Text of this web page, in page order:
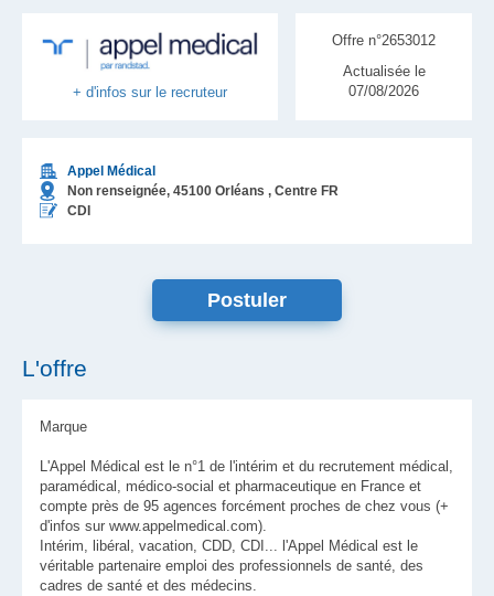
+ d'infos sur le recruteur
Appel Médical
Non renseignée, 45100 Orléans , Centre FR
CDI
Offre n°2653012
Actualisée le
07/08/2026
L'offre
Marque
L'Appel Médical est le n°1 de l'intérim et du recrutement médical,
paramédical, médico-social et pharmaceutique en France et
compte près de 95 agences forcément proches de chez vous (+
d'infos sur www.appelmedical.com).
Intérim, libéral, vacation, CDD, CDI... l'Appel Médical est le
véritable partenaire emploi des professionnels de santé, des
cadres de santé et des médecins.